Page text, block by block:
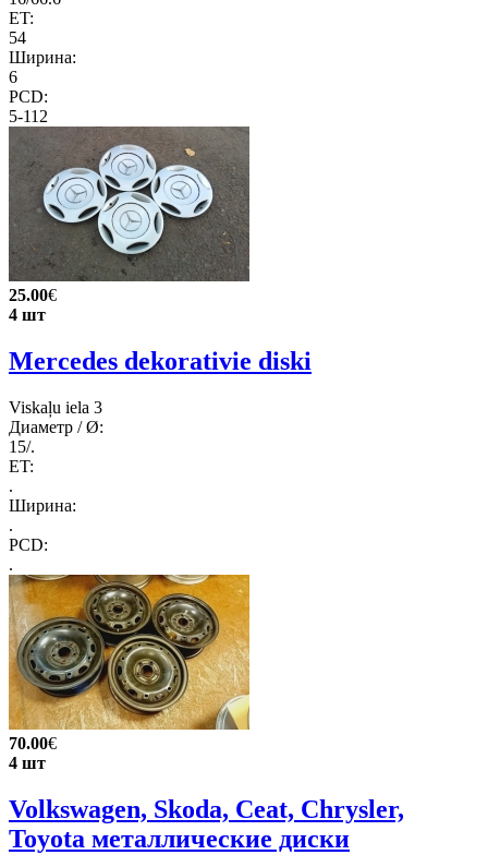
ET:
54
Ширина:
6
PCD:
5-112
25.00€
4 шт
Mercedes dekorativie diski
Viskaļu iela 3
Диаметр / Ø:
15/.
ET:
.
Ширина:
.
PCD:
.
70.00€
4 шт
Volkswagen, Skoda, Ceat, Chrysler,
Toyota металлические диски